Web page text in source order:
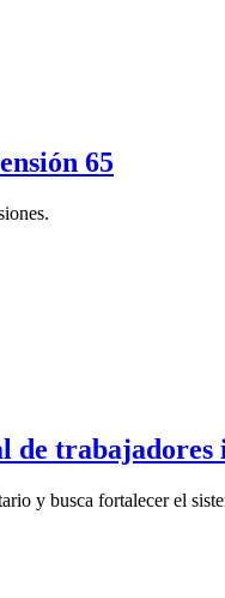
65
trabajadores
y busca fortalecer el